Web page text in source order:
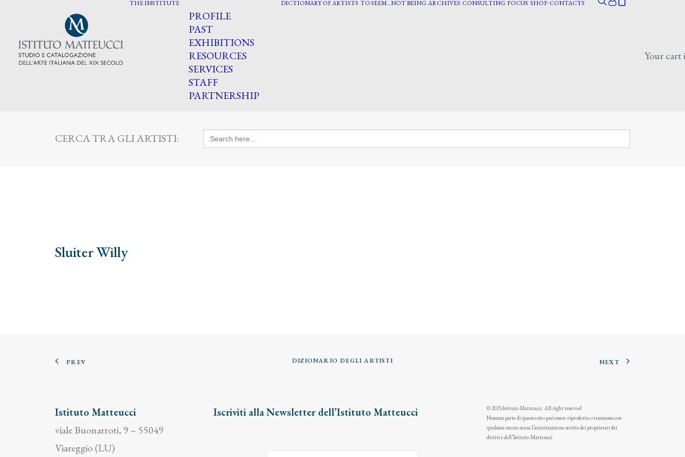
THE INSTITUTE
PROFILE
PAST
EXHIBITIONS
RESOURCES
SERVICES
STAFF
PARTNERSHIP
DICTIONARY OF ARTISTS TO SEEM…NOT BEING ARCHIVES CONSULTING FOCUS SHOP CONTACTS
Your cart
CERCA TRA GLI ARTISTI: Search
for:
Sluiter Willy
PREV DIZIONARIO DEGLI ARTISTI NEXT
Istituto Matteucci
viale Buonarroti, 9 – 55049
Viareggio (LU)
Iscriviti alla Newsletter dell’Istituto Matteucci
© 2025 Istituto Matteucci. All right reserved
Nessuna parte di questo sito può essere riprodotta o trasmessa con
qualsiasi mezzo senza l’autorizzazione scritta dei proprietari dei
diritti e dell’Istituto Matteucci